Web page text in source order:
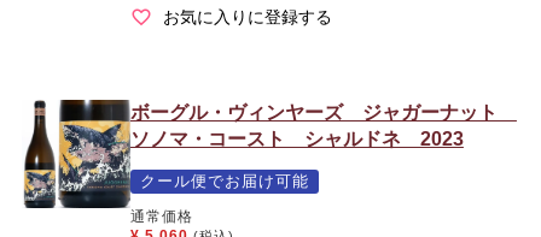
お気に入りに登録する
ボーグル・ヴィンヤーズ ジャガーナット
ソノマ・コースト シャルドネ 2023
クール便でお届け可能
通常価格